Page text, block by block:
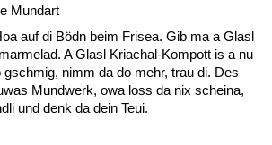
Mundart
auf di Bödn beim Frisea. Gib ma a Glasl
A Glasl Kriachal-Kompott is a nu
nimm da do mehr, trau di. Des
Mundwerk, owa loss da nix scheina,
und denk da dein Teui.